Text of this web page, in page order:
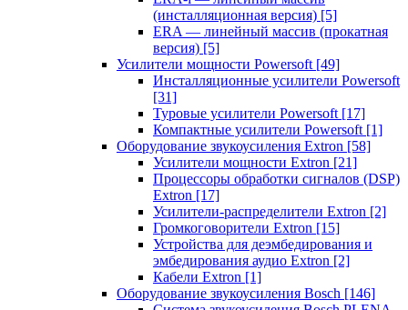
(инсталляционная версия) [5]
ERA — линейный массив (прокатная
версия) [5]
Усилители мощности Powersoft [49]
Инсталляционные усилители Powersoft
[31]
Туровые усилители Powersoft [17]
Компактные усилители Powersoft [1]
Оборудование звукоусиления Extron [58]
Усилители мощности Extron [21]
Процессоры обработки сигналов (DSP)
Extron [17]
Усилители-распределители Extron [2]
Громкоговорители Extron [15]
Устройства для деэмбедирования и
эмбедирования аудио Extron [2]
Кабели Extron [1]
Оборудование звукоусиления Bosch [146]